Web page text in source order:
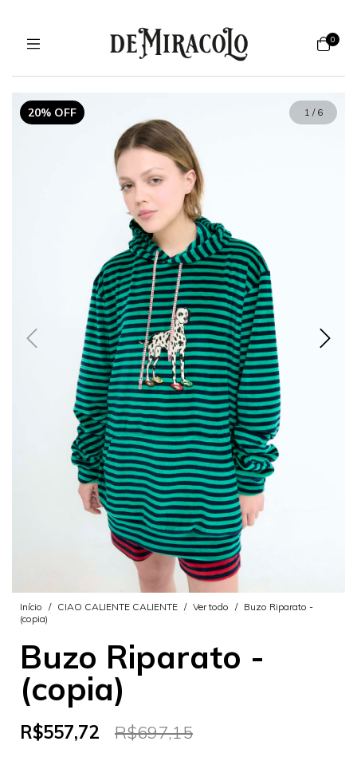
0
20% OFF 1 / 6
Início / CIAO CALIENTE CALIENTE / Ver todo / Buzo Riparato -
(copia)
Buzo Riparato -
(copia)
R$557,72 R$697,15